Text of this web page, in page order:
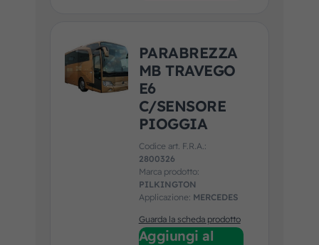
PARABREZZA
MB TRAVEGO
E6
C/SENSORE
PIOGGIA
Codice art. F.R.A.:
2800326
Marca prodotto:
PILKINGTON
Applicazione: MERCEDES
Guarda la scheda prodotto
Aggiungi al